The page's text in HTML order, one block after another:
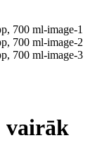
vairāk